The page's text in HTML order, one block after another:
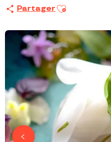
Partager Ajouter aux